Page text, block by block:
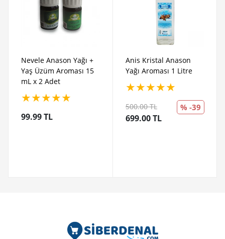
Nevele Anason Yağı +
Yaş Üzüm Aroması 15
mL x 2 Adet
★★★★★
99.99 TL
Anis Kristal Anason
Yağı Aroması 1 Litre
★★★★★
500.00 TL
699.00 TL
% -39